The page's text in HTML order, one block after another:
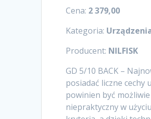
Cena: 2 379,00
Kategoria:
Producent: NILFISK
GD 5/10 BACK –
posiadać liczne cechy
powinien być
niepraktyczny w